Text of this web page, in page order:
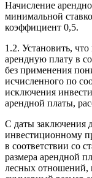
Начисление
минимальной
коэффициент 0,5.
1.2. Установить,
арендную плату в
без применения
исчисленного по
исключения
арендной платы,
С даты заключения
инвестиционному
в соответствии со
размера арендной
лесных отношений,